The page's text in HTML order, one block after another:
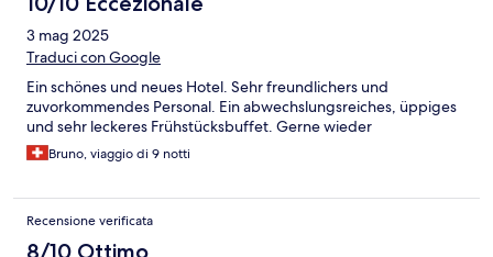
3 mag 2025
Traduci con Google
Ein schönes und neues Hotel. Sehr freundlichers und
zuvorkommendes Personal. Ein abwechslungsreiches, üppiges
und sehr leckeres Frühstücksbuffet. Gerne wieder
Bruno, viaggio di 9 notti
Recensione verificata